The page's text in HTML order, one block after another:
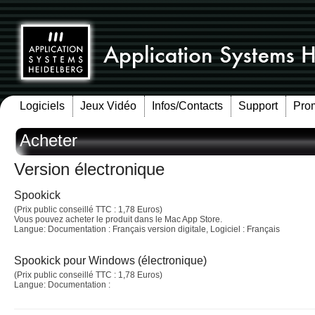
Logiciels Jeux Vidéo Infos/Contacts Support
Acheter
Version électronique
Spookick
(Prix public conseillé TTC : 1,78 Euros)
Vous pouvez acheter le produit dans le Mac App Store.
Langue: Documentation : Français version digitale, Logiciel : Français
Spookick pour Windows (électronique)
(Prix public conseillé TTC : 1,78 Euros)
Langue: Documentation :